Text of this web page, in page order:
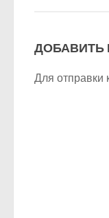
ДОБАВИТЬ
Для отправки